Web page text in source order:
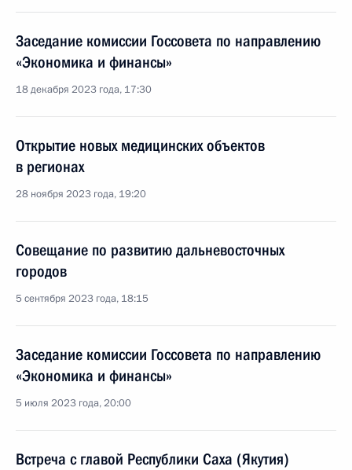
Заседание комиссии Госсовета по направлению
«Экономика и финансы»
18 декабря 2023 года, 17:30
Открытие новых медицинских объектов
в регионах
28 ноября 2023 года, 19:20
Совещание по развитию дальневосточных
городов
5 сентября 2023 года, 18:15
Заседание комиссии Госсовета по направлению
«Экономика и финансы»
5 июля 2023 года, 20:00
Встреча с главой Республики Саха (Якутия)